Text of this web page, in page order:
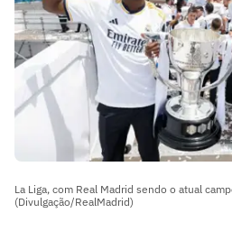
La Liga, com Real Madrid sendo o atual
(Divulgação/RealMadrid)